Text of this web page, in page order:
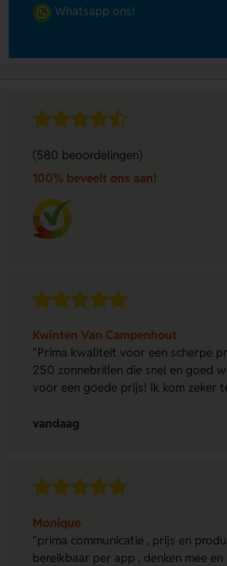
Whatsapp ons!
(580 beoordelingen)
100% beveelt ons aan!
Kwinten Van Campenhout
"Prima kwaliteit voor een scherpe
250 zonnebrillen die snel en goed
voor een goede prijs! Ik kom zeker
vandaag
Monique
"prima communicatie , prijs en
bereikbaar per app , denken mee